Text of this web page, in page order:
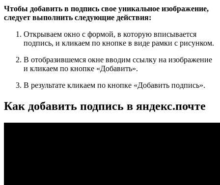
Чтобы добавить в подпись свое уникальное изображение,
следует выполнить следующие действия:
Открываем окно с формой, в которую вписывается
подпись, и кликаем по кнопке в виде рамки с рисунком.
В отобразившемся окне вводим ссылку на изображение
и кликаем по кнопке «Добавить».
В результате кликаем по кнопке «Добавить подпись».
Как добавить подпись в яндекс.почте